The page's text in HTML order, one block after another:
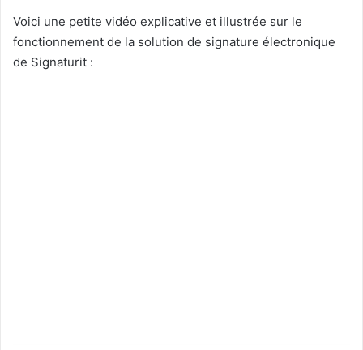
Voici une petite vidéo explicative et illustrée sur le
fonctionnement de la solution de signature électronique
de Signaturit :